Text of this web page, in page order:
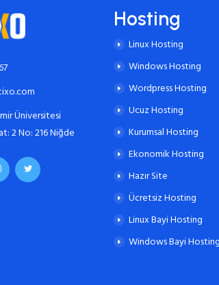
Üniversitesi
2 No: 216 Niğde
Hosting
Linux Hosting
Windows Hosting
Wordpress Hosting
Ucuz Hosting
Kurumsal Hosting
Ekonomik Hosting
Hazır Site
Ücretsiz Hosting
Linux Bayi Hosting
Windows Bayi Hosting